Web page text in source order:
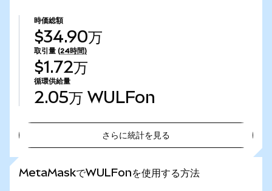
時価総額
$34.90万
取引量 (24時間)
$1.72万
循環供給量
2.05万 WULFon
さらに統計を見る
MetaMaskでWULFonを使用する方法